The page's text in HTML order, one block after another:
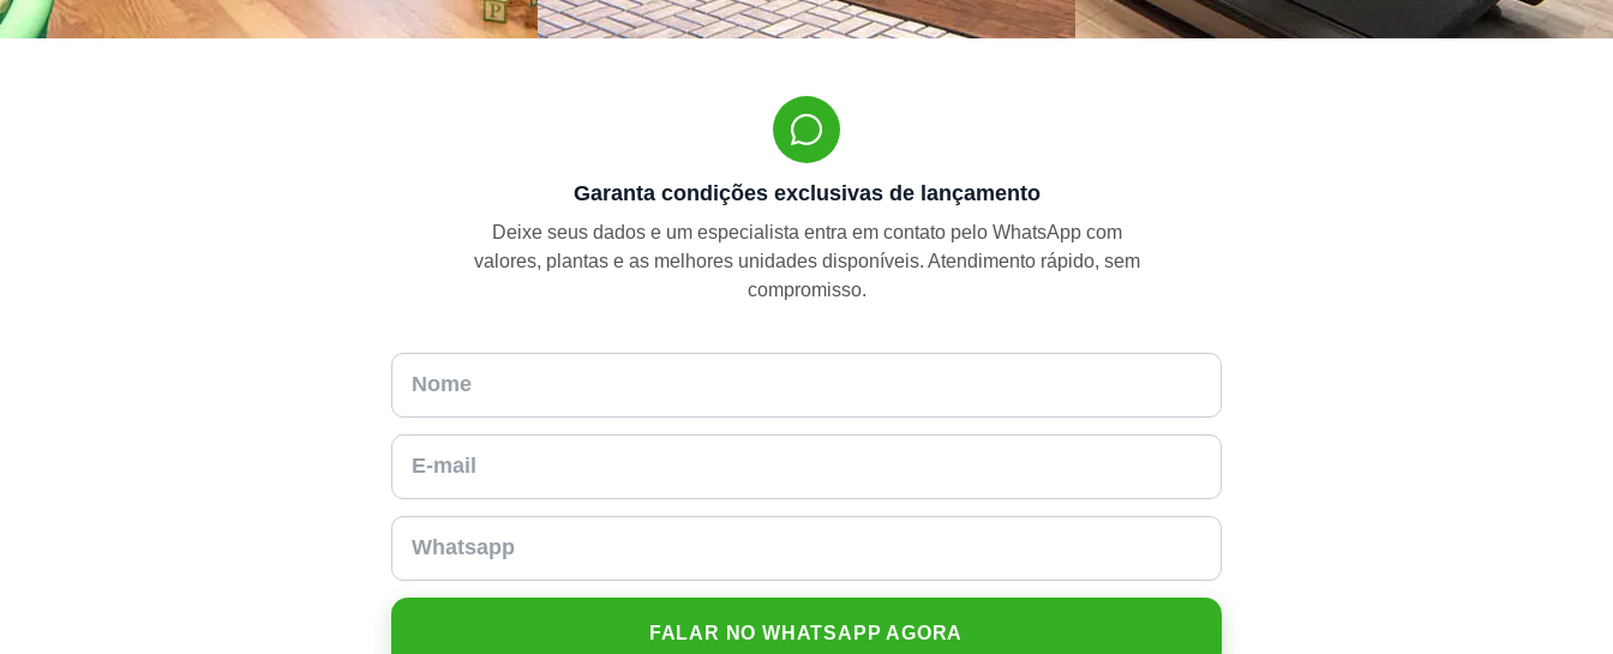
Garanta condições exclusivas de lançamento
Deixe seus dados e um especialista entra em contato pelo WhatsApp com
valores, plantas e as melhores unidades disponíveis. Atendimento rápido, sem
compromisso.
FALAR NO WHATSAPP AGORA